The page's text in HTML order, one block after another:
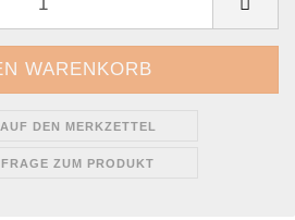
AUF DEN MERKZETTEL
FRAGE ZUM PRODUKT